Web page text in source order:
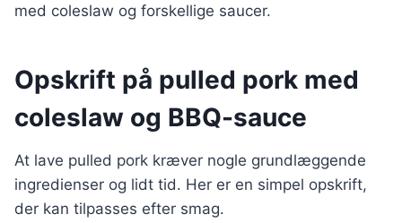
med coleslaw og forskellige saucer.
Opskrift på pulled pork med
coleslaw og BBQ-sauce
At lave pulled pork kræver nogle grundlæggende
ingredienser og lidt tid. Her er en simpel opskrift,
der kan tilpasses efter smag.